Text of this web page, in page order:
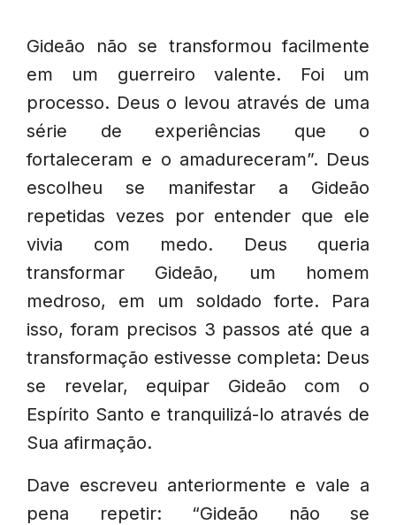
Gideão não se transformou facilmente
em um guerreiro valente. Foi um
processo. Deus o levou através de uma
série de experiências que o
fortaleceram e o amadureceram”. Deus
escolheu se manifestar a Gideão
repetidas vezes por entender que ele
vivia com medo. Deus queria
transformar Gideão, um homem
medroso, em um soldado forte. Para
isso, foram precisos 3 passos até que a
transformação estivesse completa: Deus
se revelar, equipar Gideão com o
Espírito Santo e tranquilizá-lo através de
Sua afirmação.
Dave escreveu anteriormente e vale a
pena repetir: “Gideão não se